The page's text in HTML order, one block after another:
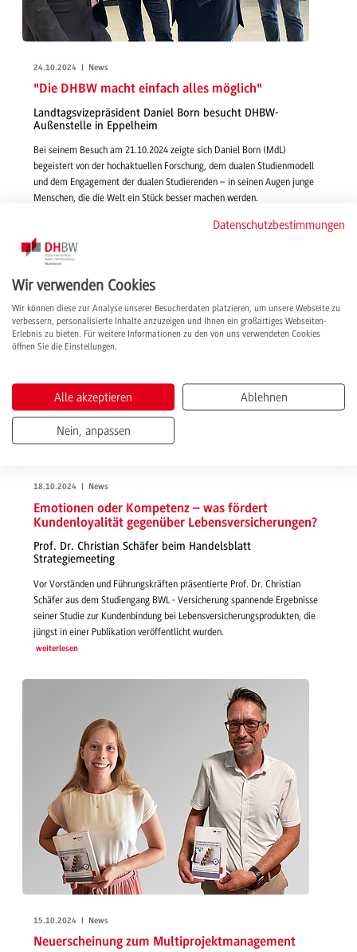
24.10.2024 | News
"Die DHBW macht einfach alles möglich"
Landtagsvizepräsident Daniel Born besucht DHBW-
Außenstelle in Eppelheim
Bei seinem Besuch am 21.10.2024 zeigte sich Daniel Born (MdL)
begeistert von der hochaktuellen Forschung, dem dualen Studienmodell
und dem Engagement der dualen Studierenden – in seinen Augen junge
Menschen, die die Welt ein Stück besser machen werden.
18.10.2024 | News
Emotionen oder Kompetenz – was fördert
Kundenloyalität gegenüber Lebensversicherungen?
Prof. Dr. Christian Schäfer beim Handelsblatt
Strategiemeeting
Vor Vorständen und Führungskräften präsentierte Prof. Dr. Christian
Schäfer aus dem Studiengang BWL - Versicherung spannende Ergebnisse
seiner Studie zur Kundenbindung bei Lebensversicherungsprodukten, die
jüngst in einer Publikation veröffentlicht wurden.
weiterlesen
15.10.2024 | News
Neuerscheinung zum Multiprojektmanagement
Datenschutzbestimmungen
Wir verwenden Cookies
Wir können diese zur Analyse unserer Besucherdaten platzieren, um unsere Webseite zu
verbessern, personalisierte Inhalte anzuzeigen und Ihnen ein großartiges Webseiten-
Erlebnis zu bieten. Für weitere Informationen zu den von uns verwendeten Cookies
öffnen Sie die Einstellungen.
Alle akzeptieren Ablehnen
Nein, anpassen